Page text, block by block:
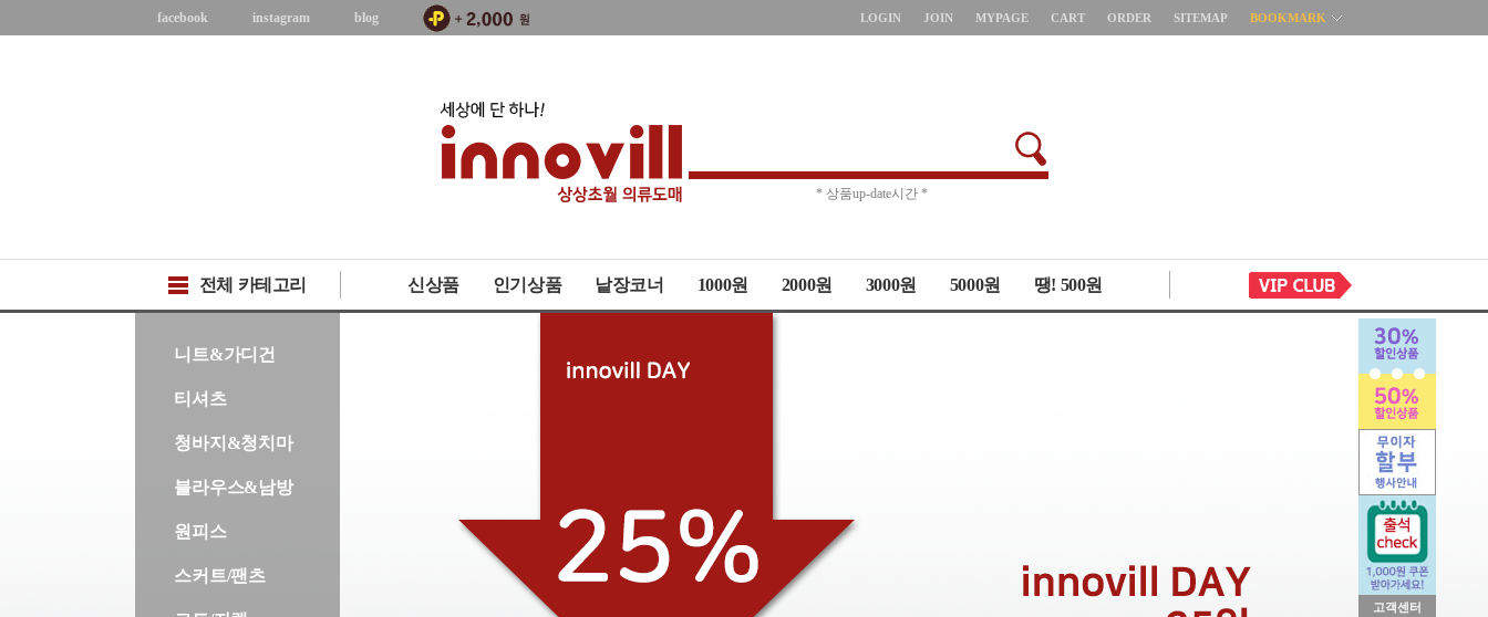
고객센터
facebook instagram blog LOGIN JOIN MYPAGE CART ORDER SITEMAP BOOKMARK
* 주문취소 제한 *
전체 카테고리 신상품 인기상품 낱장코너 1000원 2000원 3000원 5000원 땡! 500원
니트&가디건
티셔츠
청바지&청치마
블라우스&남방
원피스
스커트/팬츠